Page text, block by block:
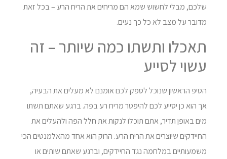
שלכם, מבלי לחשוש שמא הם מריחים את הריח הרע – בכל זאת
מדובר על מצב לא כל כך נעים.
תאכלו ותשתו כמה שיותר – זה
עשוי לסייע
הטיפ הראשון שנוכל לספק לכם אומנם לא מעלים את הבעיה,
אך הוא כן יסייע לכם להיפטר מריח רע בפה. ברגע שאתם תשתו
מים באופן תדיר, אתם תוכלו לנקות את חלל הפה ולהעלים את
החיידקים שיוצרים את הריח הרע. הרוק הוא אחד מהאלמנטים הכי
משמעותיים במלחמה נגד החיידקים, וברגע שאתם שותים או